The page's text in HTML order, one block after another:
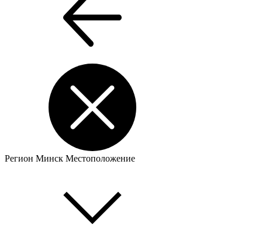
Регион Минск Местоположение